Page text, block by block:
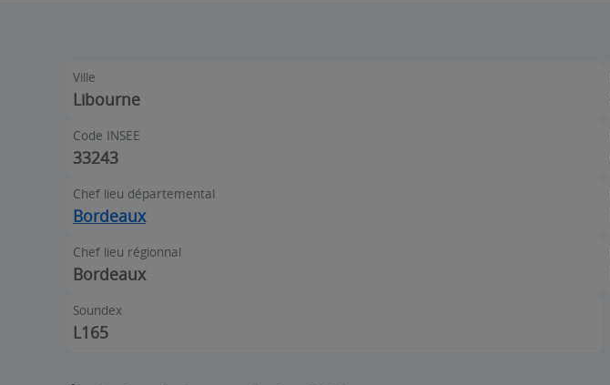
Ville
Libourne
Code INSEE
33243
Chef lieu départemental
Bordeaux
Chef lieu régionnal
Bordeaux
Soundex
L165